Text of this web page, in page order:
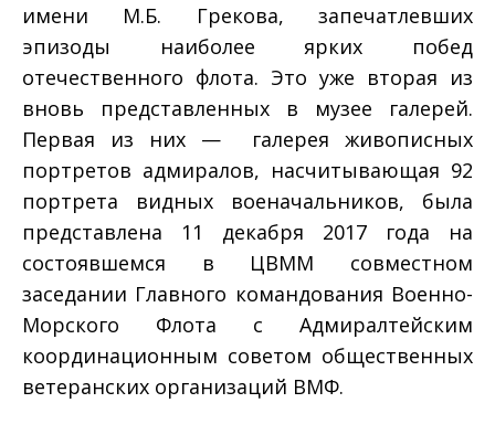
имени М.Б. Грекова, запечатлевших
эпизоды наиболее ярких побед
отечественного флота. Это уже вторая из
вновь представленных в музее галерей.
Первая из них — галерея живописных
портретов адмиралов, насчитывающая 92
портрета видных военачальников, была
представлена 11 декабря 2017 года на
состоявшемся в ЦВММ совместном
заседании Главного командования Военно-
Морского Флота с Адмиралтейским
координационным советом общественных
ветеранских организаций ВМФ.